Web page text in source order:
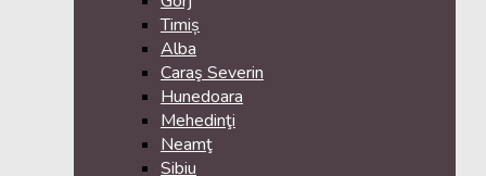
Timiș
Alba
Caraş Severin
Hunedoara
Mehedinţi
Neamţ
Sibiu